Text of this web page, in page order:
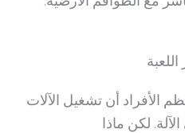
الأفراد أن تشغيل الآلات
لكن ماذا